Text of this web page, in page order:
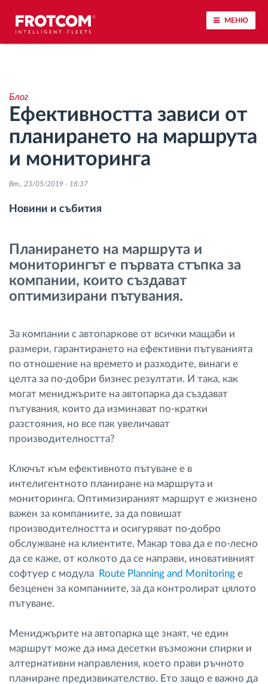
МЕНЮ
Анализ на стила на шофиране
Наблюдение на времената за шофиране
Управление на работната сила
Дистанционно сваляне на данни от тахограф
Контрол на достъпа
Управление на горивото
Автоматична идентификация на шофьора
Разберете за всички функционалности
Как отговаряме на нуждите на всяка
Калкулатор за спестявания
Блог
Ефективността зависи от
планирането на маршрута
и мониторинга
Вт., 23/05/2019 - 18:37
Новини и събития
Планирането на маршрута и
мониторингът е първата стъпка за
компании, които създават
оптимизирани пътувания.
За компании с автопаркове от всички мащаби и
размери, гарантирането на ефективни пътуванията
по отношение на времето и разходите, винаги е
целта за по-добри бизнес резултати. И така, как
могат мениджърите на автопарка да създават
пътувания, които да изминават по-кратки
разстояния, но все пак увеличават
производителността?
Ключът към ефективното пътуване е в
интелигентното планиране на маршрута и
мониторинга. Оптимизираният маршрут е жизнено
важен за компаниите, за да повишат
производителността и осигуряват по-добро
обслужване на клиентите. Макар това да е по-лесно
да се каже, от колкото да се направи, иновативният
софтуер с модула
Route Planning and Monitoring е
безценен за компаниите, за да контролират цялото
пътуване.
Мениджърите на автопарка ще знаят, че един
маршрут може да има десетки възможни спирки и
алтернативни направления, което прави ръчното
планиране предизвикателство. Ето защо е важно да